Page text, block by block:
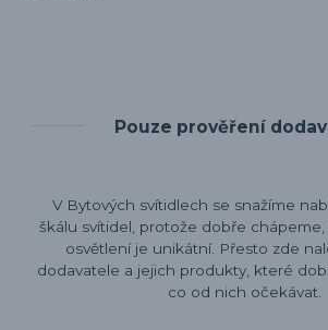
Pouze prověření
V Bytových svítidlech se snažíme
škálu svítidel, protože dobře
osvětlení je unikátní. Přesto zde
dodavatele a jejich produkty, které
co od nich očekávat.